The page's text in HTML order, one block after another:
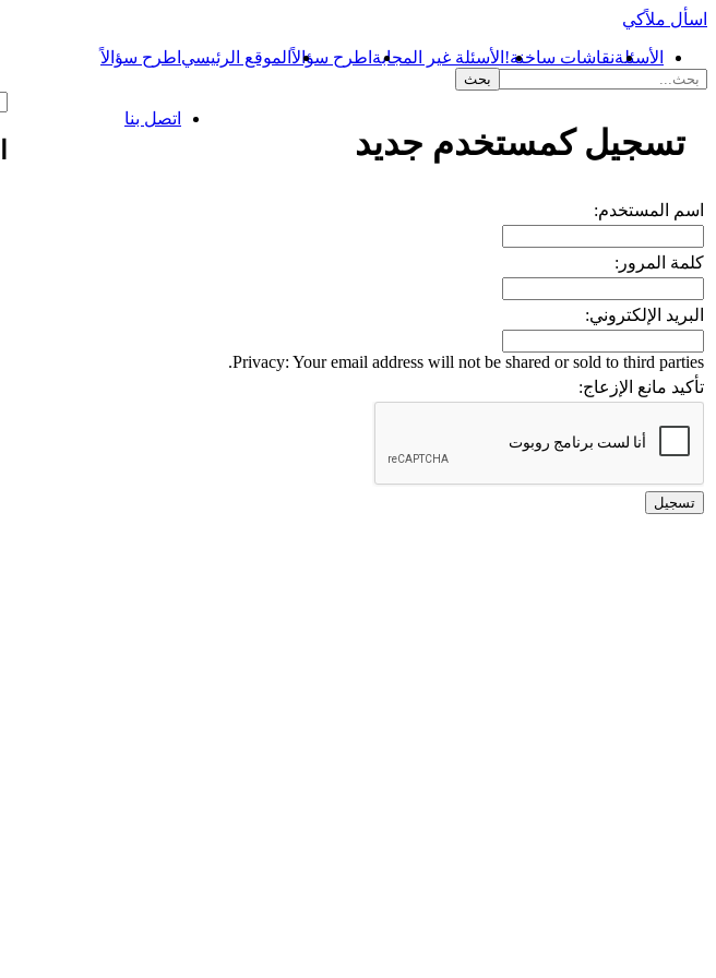
اسأل ملاًكي
الأسئلةنقاشات ساخنة! الأسئلة غير المجابة اطرح سؤالاًالموقع الرئيسي اطرح سؤالاً
تسجيل كمستخدم جديد
اسم المستخدم:
كلمة المرور:
البريد الإلكتروني:
Privacy: Your email address will not be shared or sold to third parties.
تأكيد مانع الإزعاج:
اتصل بنا